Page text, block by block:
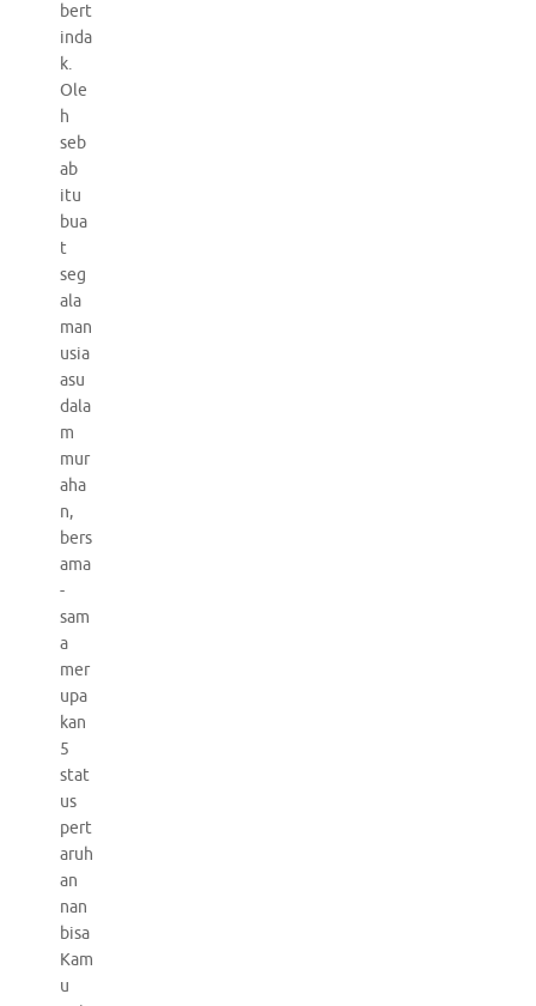
bert
inda
k.
Ole
h
seb
ab
itu
bua
t
seg
ala
man
usia
asu
dala
m
mur
aha
n,
bers
ama
-
sam
a
mer
upa
kan
5
stat
us
pert
aruh
an
nan
bisa
Kam
u